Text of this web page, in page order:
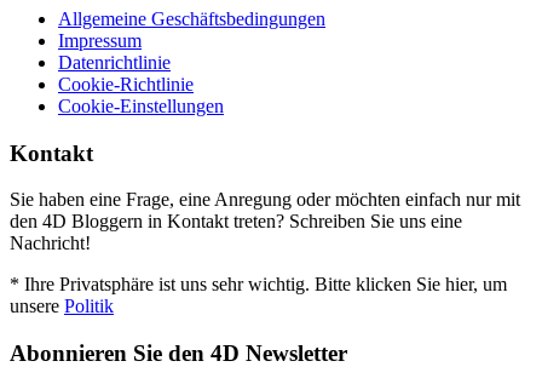
Allgemeine Geschäftsbedingungen
Impressum
Datenrichtlinie
Cookie-Richtlinie
Cookie-Einstellungen
Kontakt
Sie haben eine Frage, eine Anregung oder möchten einfach nur mit
den 4D Bloggern in Kontakt treten? Schreiben Sie uns eine
Nachricht!
* Ihre Privatsphäre ist uns sehr wichtig. Bitte klicken Sie hier, um
unsere Politik
Abonnieren Sie den 4D Newsletter